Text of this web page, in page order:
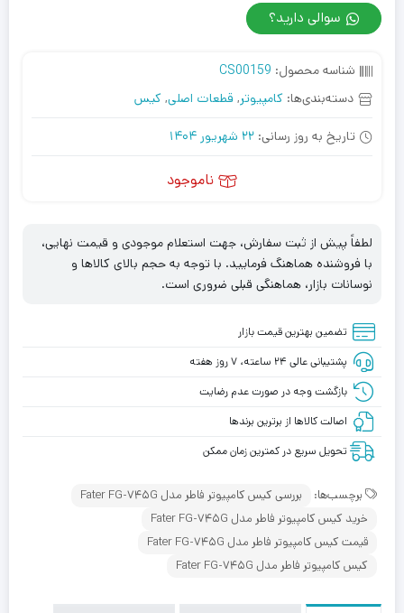
سوالی دارید؟
شناسه محصول: CS00159
دسته‌بندی‌ها: کامپیوتر, قطعات اصلی, کیس
تاریخ به روز رسانی: 22 شهریور 1404
ناموجود
لطفاً پیش از ثبت سفارش، جهت استعلام موجودی و قیمت نهایی،
با فروشنده هماهنگ فرمایید. با توجه به حجم بالای کالاها و
نوسانات بازار، هماهنگی قبلی ضروری است.
تضمین بهترین قیمت بازار
پشتیبانی عالی ۲۴ ساعته، ۷ روز هفته
بازگشت وجه در صورت عدم رضایت
اصالت کالاها از برترین برندها
تحویل سریع در کمترین زمان ممکن
برچسب‌ها:
بررسی کیس کامپیوتر فاطر مدل Fater FG-745G
خرید کیس کامپیوتر فاطر مدل Fater FG-745G
قیمت کیس کامپیوتر فاطر مدل Fater FG-745G
کیس کامپیوتر فاطر مدل Fater FG-745G